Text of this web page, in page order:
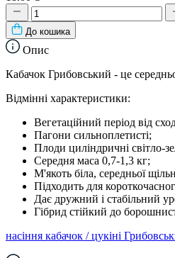
До кошика
Опис
Кабачок Грибовський - це
Відмінні характеристики:
Вегетаційний період від
Пагони сильноплетисті;
Плоди циліндричні світло-
Середня маса 0,7-1,3 кг;
М'якоть біла, середньої
Підходить для
Дає дружний і стабільний
Гібрид стійкий до
насіння кабачок / цукіні